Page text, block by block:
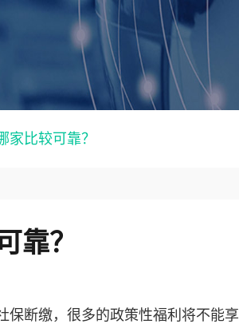
家比较可靠？
靠？
保断缴，很多的政策性福利将不能